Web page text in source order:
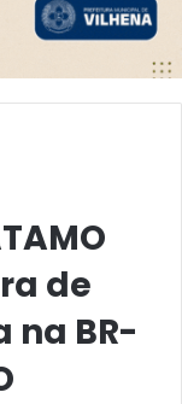
de
na BR-